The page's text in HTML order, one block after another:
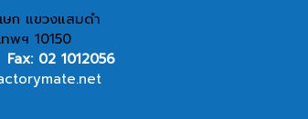
ก แขวงแสมดำ
พฯ 10150
Fax: 02 1012056